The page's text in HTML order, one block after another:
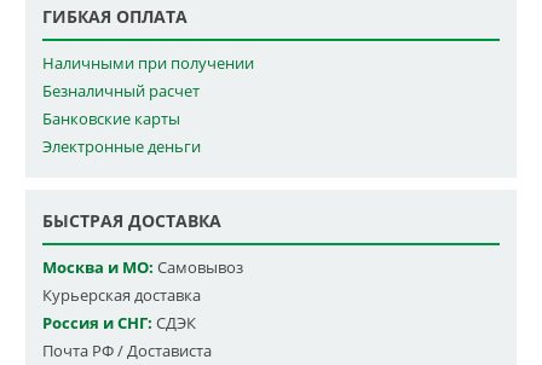
ГИБКАЯ ОПЛАТА
Наличными при получении
Безналичный расчет
Банковские карты
Электронные деньги
БЫСТРАЯ ДОСТАВКА
Москва и МО: Самовывоз
Курьерская доставка
Россия и СНГ: СДЭК
Почта РФ / Достависта